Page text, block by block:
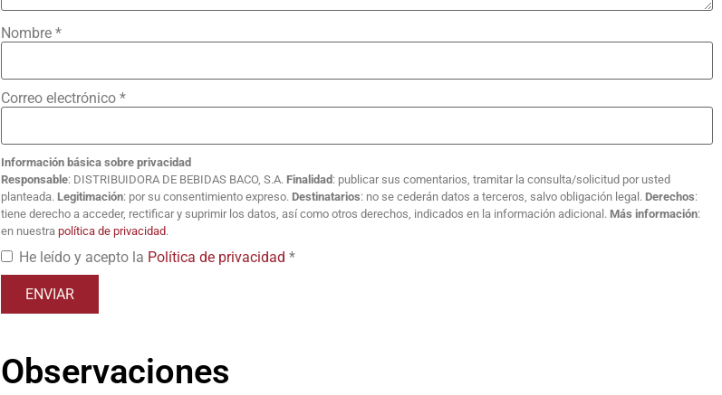
Nombre *
Correo electrónico *
Información básica sobre privacidad
Responsable: DISTRIBUIDORA DE BEBIDAS BACO, S.A. Finalidad : publicar sus comentarios, tramitar la consulta/solicitud por usted
planteada. Legitimación: por su consentimiento expreso. Destinatarios: no se cederán datos a terceros, salvo obligación legal. Derechos:
tiene derecho a acceder, rectificar y suprimir los datos, así como otros derechos, indicados en la información adicional. Más información:
en nuestra política de privacidad.
He leído y acepto la Política de privacidad *
Observaciones